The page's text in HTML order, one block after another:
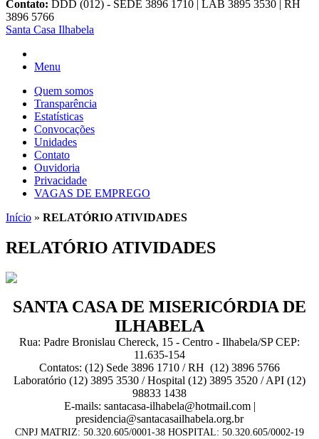
Contato: DDD (012) - SEDE 3896 1710 | LAB 3895 3530 | RH
3896 5766
Santa Casa Ilhabela
Menu
Quem somos
Transparência
Estatísticas
Convocações
Unidades
Contato
Ouvidoria
Privacidade
VAGAS DE EMPREGO
Início » RELATÓRIO ATIVIDADES
RELATÓRIO ATIVIDADES
SANTA CASA DE MISERICÓRDIA DE
ILHABELA
Rua: Padre Bronislau Chereck, 15 - Centro - Ilhabela/SP CEP:
11.635-154
Contatos: (12) Sede 3896 1710 / RH (12) 3896 5766
Laboratório (12) 3895 3530 / Hospital (12) 3895 3520 / API (12)
98833 1438
E-mails: santacasa-ilhabela@hotmail.com |
presidencia@santacasailhabela.org.br
CNPJ MATRIZ: 50.320.605/0001-38 HOSPITAL: 50.320.605/0002-19